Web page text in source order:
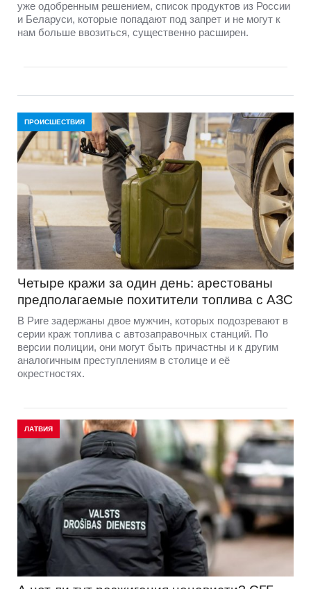
уже одобренным решением, список продуктов из России
и Беларуси, которые попадают под запрет и не могут к
нам больше ввозиться, существенно расширен.
ПРОИСШЕСТВИЯ
Четыре кражи за один день: арестованы
предполагаемые похитители топлива с АЗС
В Риге задержаны двое мужчин, которых подозревают в
серии краж топлива с автозаправочных станций. По
версии полиции, они могут быть причастны и к другим
аналогичным преступлениям в столице и её
окрестностях.
ЛАТВИЯ